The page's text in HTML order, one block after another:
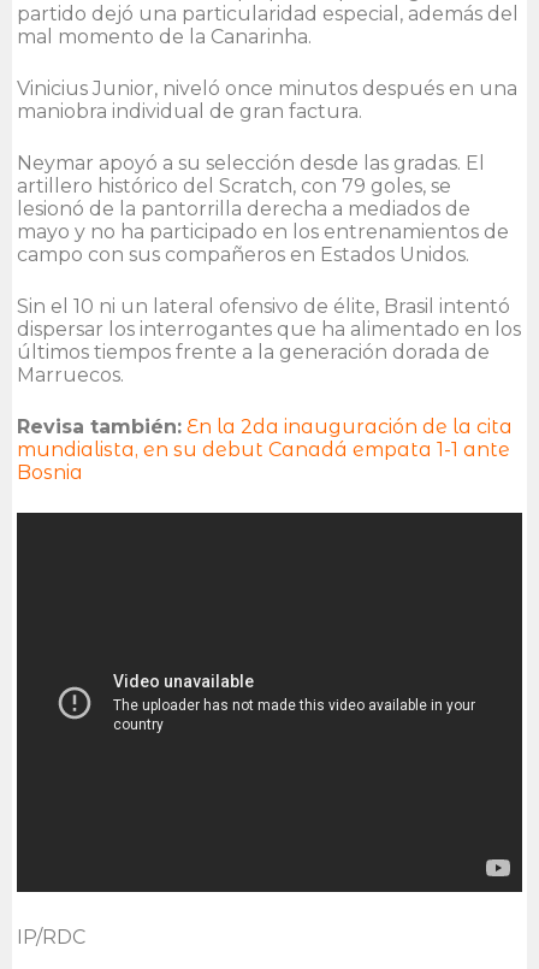
partido dejó una particularidad especial, además del
mal momento de la Canarinha.
Vinicius Junior, niveló once minutos después en una
maniobra individual de gran factura.
Neymar apoyó a su selección desde las gradas. El
artillero histórico del Scratch, con 79 goles, se
lesionó de la pantorrilla derecha a mediados de
mayo y no ha participado en los entrenamientos de
campo con sus compañeros en Estados Unidos.
Sin el 10 ni un lateral ofensivo de élite, Brasil intentó
dispersar los interrogantes que ha alimentado en los
últimos tiempos frente a la generación dorada de
Marruecos.
Revisa también: En la 2da inauguración de la cita
mundialista, en su debut Canadá empata 1-1 ante
Bosnia
IP/RDC